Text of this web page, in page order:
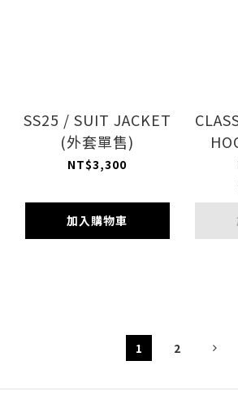
SS25 / SUIT JACKET
(外套單售)
NT$3,300
加入購物車
1 2